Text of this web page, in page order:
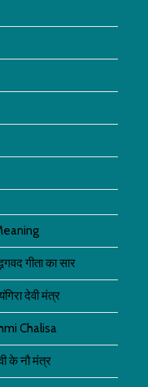
गीता का सार
देवी मंत्र
Chalisa
के नौ मंत्र